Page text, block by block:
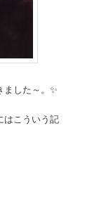
した～。✨
はこういう記